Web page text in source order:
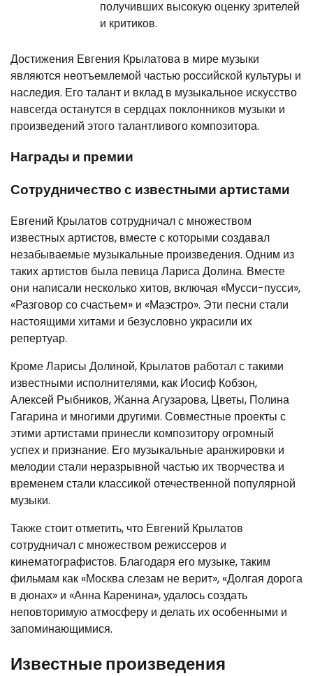
получивших высокую оценку зрителей
и критиков.
Достижения Евгения Крылатова в мире музыки
являются неотъемлемой частью российской культуры и
наследия. Его талант и вклад в музыкальное искусство
навсегда останутся в сердцах поклонников музыки и
произведений этого талантливого композитора.
Награды и премии
Сотрудничество с известными артистами
Евгений Крылатов сотрудничал с множеством
известных артистов, вместе с которыми создавал
незабываемые музыкальные произведения. Одним из
таких артистов была певица Лариса Долина. Вместе
они написали несколько хитов, включая «Мусси-пусси»,
«Разговор со счастьем» и «Маэстро». Эти песни стали
настоящими хитами и безусловно украсили их
репертуар.
Кроме Ларисы Долиной, Крылатов работал с такими
известными исполнителями, как Иосиф Кобзон,
Алексей Рыбников, Жанна Агузарова, Цветы, Полина
Гагарина и многими другими. Совместные проекты с
этими артистами принесли композитору огромный
успех и признание. Его музыкальные аранжировки и
мелодии стали неразрывной частью их творчества и
временем стали классикой отечественной популярной
музыки.
Также стоит отметить, что Евгений Крылатов
сотрудничал с множеством режиссеров и
кинематографистов. Благодаря его музыке, таким
фильмам как «Москва слезам не верит», «Долгая дорога
в дюнах» и «Анна Каренина», удалось создать
неповторимую атмосферу и делать их особенными и
запоминающимися.
Известные произведения